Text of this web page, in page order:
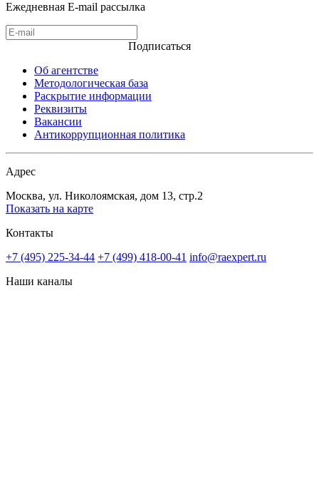
Ежедневная E-mail рассылка
Подписаться
Об агентстве
Методологическая база
Раскрытие информации
Реквизиты
Вакансии
Антикоррупционная политика
Адрес
Москва, ул. Николоямская, дом 13, стр.2
Показать на карте
Контакты
+7 (495) 225-34-44 +7 (499) 418-00-41 info@raexpert.ru
Наши каналы